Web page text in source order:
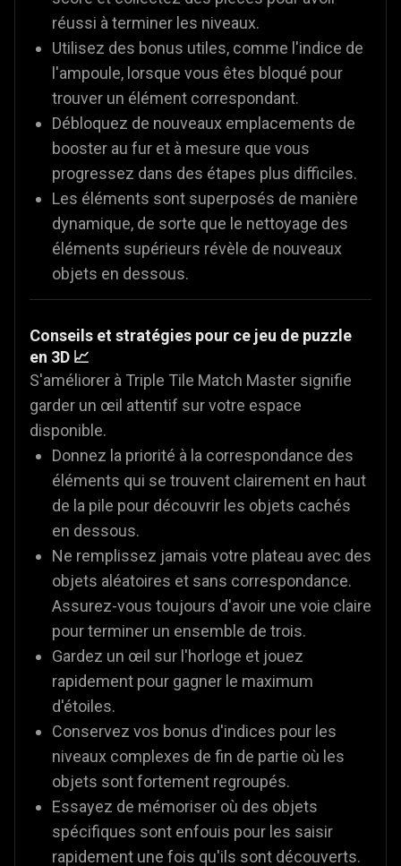
réussi à terminer les niveaux.
Utilisez des bonus utiles, comme l'indice de
l'ampoule, lorsque vous êtes bloqué pour
trouver un élément correspondant.
Débloquez de nouveaux emplacements de
booster au fur et à mesure que vous
progressez dans des étapes plus difficiles.
Les éléments sont superposés de manière
dynamique, de sorte que le nettoyage des
éléments supérieurs révèle de nouveaux
objets en dessous.
Conseils et stratégies pour ce jeu de puzzle
en 3D 📈
S'améliorer à Triple Tile Match Master signifie
garder un œil attentif sur votre espace
disponible.
Donnez la priorité à la correspondance des
éléments qui se trouvent clairement en haut
de la pile pour découvrir les objets cachés
en dessous.
Ne remplissez jamais votre plateau avec des
objets aléatoires et sans correspondance.
Assurez-vous toujours d'avoir une voie claire
pour terminer un ensemble de trois.
Gardez un œil sur l'horloge et jouez
rapidement pour gagner le maximum
d'étoiles.
Conservez vos bonus d'indices pour les
niveaux complexes de fin de partie où les
objets sont fortement regroupés.
Essayez de mémoriser où des objets
spécifiques sont enfouis pour les saisir
rapidement une fois qu'ils sont découverts.